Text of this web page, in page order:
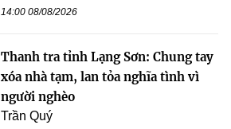
14:00 08/08/2026
Thanh tra tỉnh Lạng Sơn: Chung tay
xóa nhà tạm, lan tỏa nghĩa tình vì
người nghèo
Trần Quý